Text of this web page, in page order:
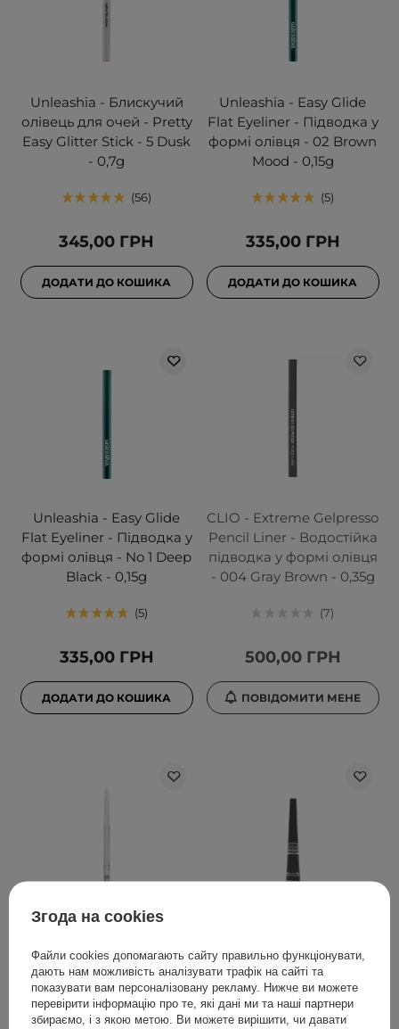
Unleashia - Блискучий
олівець для очей - Pretty
Easy Glitter Stick - 5 Dusk
- 0,7g
56
345,00 ГРН
ДОДАТИ ДО КОШИКА
Unleashia - Easy Glide
Flat Eyeliner - Підводка у
формі олівця - 02 Brown
Mood - 0,15g
5
335,00 ГРН
ДОДАТИ ДО КОШИКА
Unleashia - Easy Glide
Flat Eyeliner - Підводка у
формі олівця - No 1 Deep
Black - 0,15g
5
335,00 ГРН
ДОДАТИ ДО КОШИКА
CLIO - Extreme Gelpresso
Pencil Liner - Водостійка
підводка у формі олівця
- 004 Gray Brown - 0,35g
7
500,00 ГРН
ПОВІДОМИТИ МЕНЕ
Multichrome Gel Liner -
Гелевий олівець для
очей - 003 Phoenix -
0,26g
- Водостійка підводка
для очей - Black - 2,5ml
Згода на cookies
Файли cookies допомагають сайту правильно функціонувати,
дають нам можливість аналізувати трафік на сайті та
показувати вам персоналізовану рекламу. Нижче ви можете
перевірити інформацію про те, які дані ми та наші партнери
збираємо, і з якою метою. Ви можете вирішити, чи давати